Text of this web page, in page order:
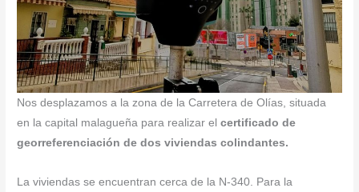
Nos desplazamos a la zona de la Carretera de Olías, situada
en la capital malagueña para realizar el certificado de
georreferenciación de dos viviendas colindantes.
La viviendas se encuentran cerca de la N-340. Para la